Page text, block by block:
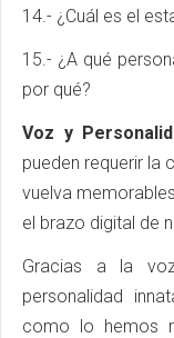
14.- ¿Cuál es el
15.- ¿A qué
por qué?
Voz y
pueden requerir la
vuelva
el brazo digital de
Gracias a la
personalidad
como lo hemos